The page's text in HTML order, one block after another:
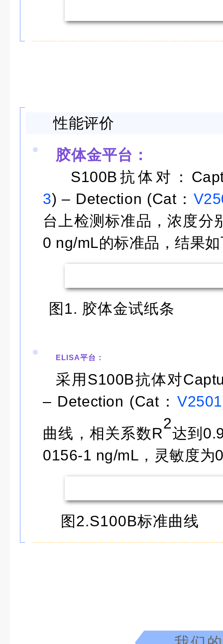
性能评价
胶体金平台：
S100B 抗体对：
3)– Detection (Cat：
台上检测标准品，浓度分
0 ng/mL的标准品，结果
图1. 胶体金试纸条
ELISA平台：
采用 S100B抗体对
– Detection (Cat：V2501
曲线，相关系数R
2
达到
0156-1 ng/mL ，灵敏度为
图2.S100B标准曲线